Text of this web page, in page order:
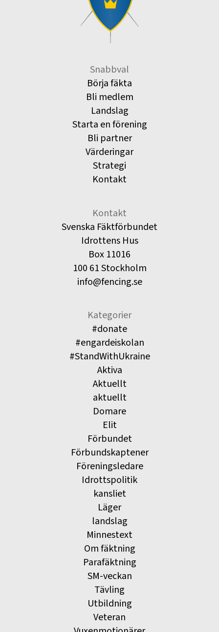
Snabbval
Börja fäkta
Bli medlem
Landslag
Starta en förening
Bli partner
Värderingar
Strategi
Kontakt
Kontakt
Svenska Fäktförbundet
Idrottens Hus
Box 11016
100 61 Stockholm
info@fencing.se
Kategorier
#donate
#engardeiskolan
#StandWithUkraine
Aktiva
Aktuellt
aktuellt
Domare
Elit
Förbundet
Förbundskaptener
Föreningsledare
Idrottspolitik
kansliet
Läger
landslag
Minnestext
Om fäktning
Parafäktning
SM-veckan
Tävling
Utbildning
Veteran